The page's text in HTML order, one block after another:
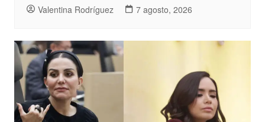
Valentina Rodríguez 7 agosto, 2026